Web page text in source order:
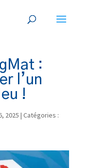
:
l’un
!
2025 | Catégories :